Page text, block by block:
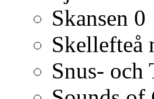
Skansen 0
Skellefteå
Snus- och